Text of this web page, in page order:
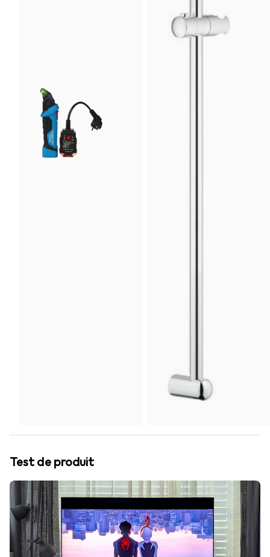
Test de produit